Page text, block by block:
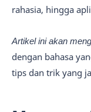
rahasia, hingga
Artikel ini akan
dengan bahasa
tips dan trik yang